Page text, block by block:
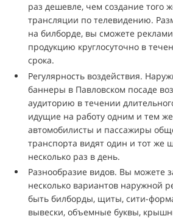
раз дешевле, чем создание того
трансляции по телевидению.
на билборде, вы сможете
продукцию круглосуточно в
срока.
Регулярность воздействия.
баннеры в Павловском посаде
аудиторию в течении
идущие на работу одним и тем
автомобилисты и пассажиры
транспорта видят один и тот же
несколько раз в день.
Разнообразие видов. Вы можете
несколько вариантов наружной
быть билборды, щиты, сити-
вывески, объемные буквы,